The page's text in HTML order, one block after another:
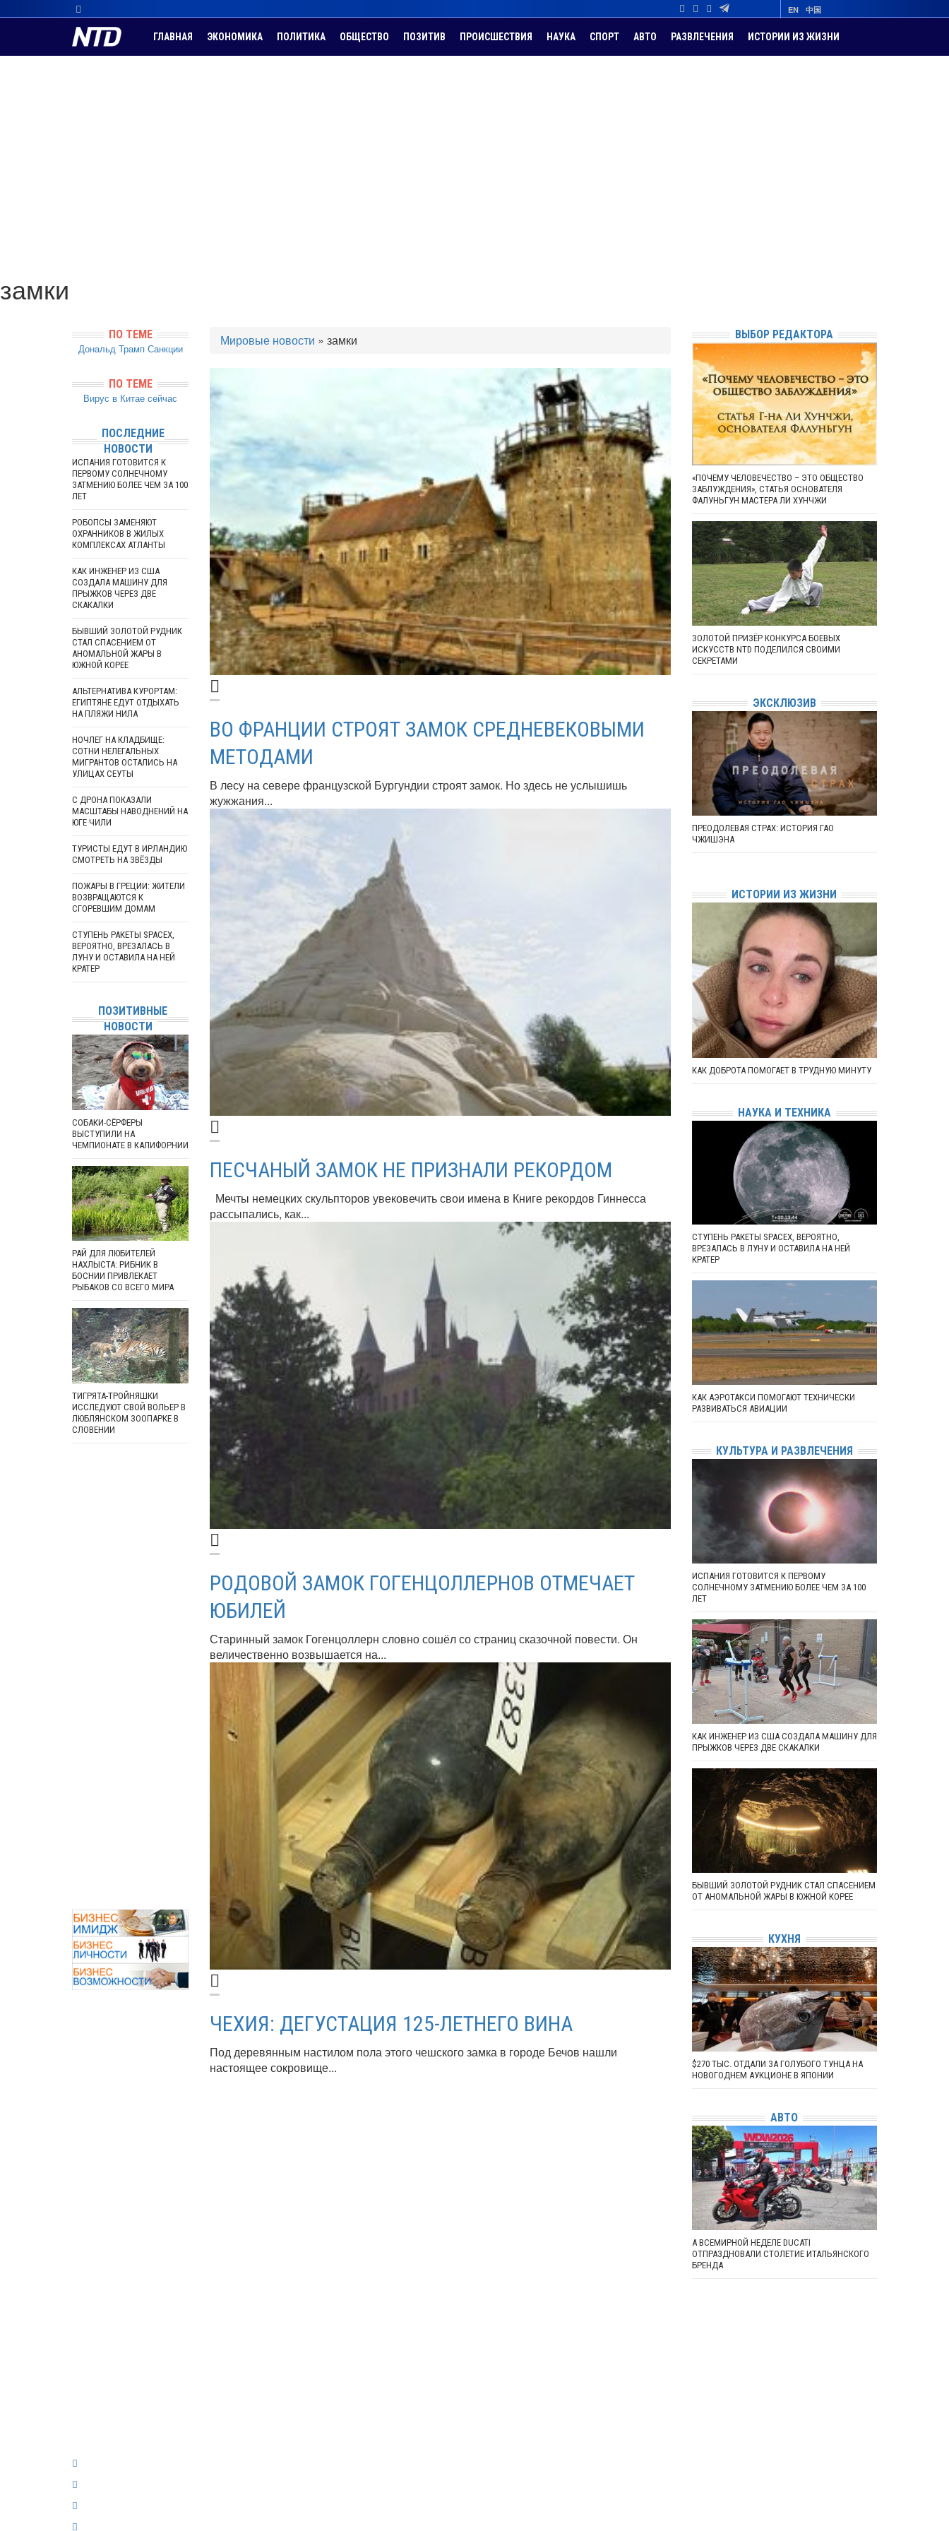
EN 中国
ГЛАВНАЯ ЭКОНОМИКА ПОЛИТИКА ОБЩЕСТВО ПОЗИТИВ ПРОИСШЕСТВИЯ НАУКА СПОРТ АВТО РАЗВЛЕЧЕНИЯ ИСТОРИИ ИЗ ЖИЗНИ
замки
Мировые новости » замки
ВО ФРАНЦИИ СТРОЯТ ЗАМОК СРЕДНЕВЕКОВЫМИ
МЕТОДАМИ
В лесу на севере французской Бургундии строят замок. Но здесь не услышишь
жужжания...
ПЕСЧАНЫЙ ЗАМОК НЕ ПРИЗНАЛИ РЕКОРДОМ
Мечты немецких скульпторов увековечить свои имена в Книге рекордов Гиннесса
рассыпались, как...
РОДОВОЙ ЗАМОК ГОГЕНЦОЛЛЕРНОВ ОТМЕЧАЕТ
ЮБИЛЕЙ
Старинный замок Гогенцоллерн словно сошёл со страниц сказочной повести. Он
величественно возвышается на...
ЧЕХИЯ: ДЕГУСТАЦИЯ 125-ЛЕТНЕГО ВИНА
Под деревянным настилом пола этого чешского замка в городе Бечов нашли
настоящее сокровище...
ПО ТЕМЕ
Дональд Трамп Санкции
ПО ТЕМЕ
Вирус в Китае сейчас
ПОСЛЕДНИЕ
НОВОСТИ
ИСПАНИЯ ГОТОВИТСЯ К
ПЕРВОМУ СОЛНЕЧНОМУ
ЗАТМЕНИЮ БОЛЕЕ ЧЕМ ЗА 100
ЛЕТ
РОБОПСЫ ЗАМЕНЯЮТ
ОХРАННИКОВ В ЖИЛЫХ
КОМПЛЕКСАХ АТЛАНТЫ
КАК ИНЖЕНЕР ИЗ США
СОЗДАЛА МАШИНУ ДЛЯ
ПРЫЖКОВ ЧЕРЕЗ ДВЕ
СКАКАЛКИ
БЫВШИЙ ЗОЛОТОЙ РУДНИК
СТАЛ СПАСЕНИЕМ ОТ
АНОМАЛЬНОЙ ЖАРЫ В
ЮЖНОЙ КОРЕЕ
АЛЬТЕРНАТИВА КУРОРТАМ:
ЕГИПТЯНЕ ЕДУТ ОТДЫХАТЬ
НА ПЛЯЖИ НИЛА
НОЧЛЕГ НА КЛАДБИЩЕ:
СОТНИ НЕЛЕГАЛЬНЫХ
МИГРАНТОВ ОСТАЛИСЬ НА
УЛИЦАХ СЕУТЫ
С ДРОНА ПОКАЗАЛИ
МАСШТАБЫ НАВОДНЕНИЙ НА
ЮГЕ ЧИЛИ
ТУРИСТЫ ЕДУТ В ИРЛАНДИЮ
СМОТРЕТЬ НА ЗВЁЗДЫ
ПОЖАРЫ В ГРЕЦИИ: ЖИТЕЛИ
ВОЗВРАЩАЮТСЯ К
СГОРЕВШИМ ДОМАМ
СТУПЕНЬ РАКЕТЫ SPACEX,
ВЕРОЯТНО, ВРЕЗАЛАСЬ В
ЛУНУ И ОСТАВИЛА НА НЕЙ
КРАТЕР
ПОЗИТИВНЫЕ
НОВОСТИ
СОБАКИ-СЁРФЕРЫ
ВЫСТУПИЛИ НА
ЧЕМПИОНАТЕ В КАЛИФОРНИИ
РАЙ ДЛЯ ЛЮБИТЕЛЕЙ
НАХЛЫСТА: РИБНИК В
БОСНИИ ПРИВЛЕКАЕТ
РЫБАКОВ СО ВСЕГО МИРА
ТИГРЯТА-ТРОЙНЯШКИ
ИССЛЕДУЮТ СВОЙ ВОЛЬЕР В
ЛЮБЛЯНСКОМ ЗООПАРКЕ В
СЛОВЕНИИ
ВЫБОР РЕДАКТОРА
«ПОЧЕМУ ЧЕЛОВЕЧЕСТВО – ЭТО ОБЩЕСТВО
ЗАБЛУЖДЕНИЯ», СТАТЬЯ ОСНОВАТЕЛЯ
ФАЛУНЬГУН МАСТЕРА ЛИ ХУНЧЖИ
ЗОЛОТОЙ ПРИЗЁР КОНКУРСА БОЕВЫХ
ИСКУССТВ NTD ПОДЕЛИЛСЯ СВОИМИ
СЕКРЕТАМИ
ЭКСКЛЮЗИВ
ПРЕОДОЛЕВАЯ СТРАХ: ИСТОРИЯ ГАО
ЧЖИШЭНА
ИСТОРИИ ИЗ ЖИЗНИ
КАК ДОБРОТА ПОМОГАЕТ В ТРУДНУЮ МИНУТУ
НАУКА И ТЕХНИКА
СТУПЕНЬ РАКЕТЫ SPACEX, ВЕРОЯТНО,
ВРЕЗАЛАСЬ В ЛУНУ И ОСТАВИЛА НА НЕЙ
КРАТЕР
КАК АЭРОТАКСИ ПОМОГАЮТ ТЕХНИЧЕСКИ
РАЗВИВАТЬСЯ АВИАЦИИ
КУЛЬТУРА И РАЗВЛЕЧЕНИЯ
ИСПАНИЯ ГОТОВИТСЯ К ПЕРВОМУ
СОЛНЕЧНОМУ ЗАТМЕНИЮ БОЛЕЕ ЧЕМ ЗА 100
ЛЕТ
КАК ИНЖЕНЕР ИЗ США СОЗДАЛА МАШИНУ ДЛЯ
ПРЫЖКОВ ЧЕРЕЗ ДВЕ СКАКАЛКИ
БЫВШИЙ ЗОЛОТОЙ РУДНИК СТАЛ СПАСЕНИЕМ
ОТ АНОМАЛЬНОЙ ЖАРЫ В ЮЖНОЙ КОРЕЕ
КУХНЯ
$270 ТЫС. ОТДАЛИ ЗА ГОЛУБОГО ТУНЦА НА
НОВОГОДНЕМ АУКЦИОНЕ В ЯПОНИИ
АВТО
А ВСЕМИРНОЙ НЕДЕЛЕ DUCATI
ОТПРАЗДНОВАЛИ СТОЛЕТИЕ ИТАЛЬЯНСКОГО
БРЕНДА